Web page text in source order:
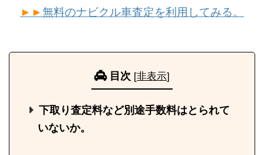
►►無料のナビクル車査定を利用してみる。
目次 [非表示]
下取り査定料など別途手数料はとられて
いないか。